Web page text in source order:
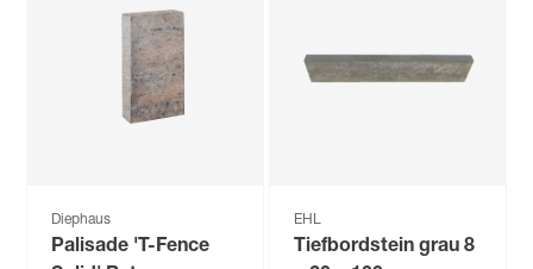
Diephaus
Palisade 'T-Fence
EHL
Tiefbordstein grau 8